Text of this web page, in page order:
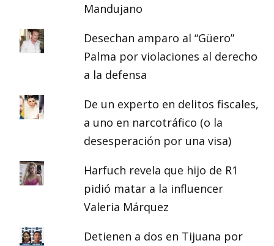
Mandujano
Desechan amparo al “Güero”
Palma por violaciones al derecho
a la defensa
De un experto en delitos fiscales,
a uno en narcotráfico (o la
desesperación por una visa)
Harfuch revela que hijo de R1
pidió matar a la influencer
Valeria Márquez
Detienen a dos en Tijuana por